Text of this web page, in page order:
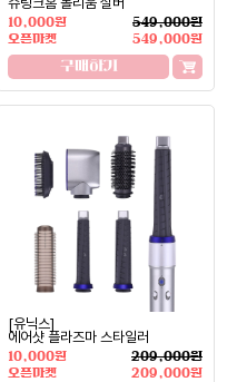
10,000원
549,000원
오픈마켓
549,000원
구매하기
[유닉스]
에어샷 플라즈마 스타일러
10,000원
209,000원
오픈마켓
209,000원